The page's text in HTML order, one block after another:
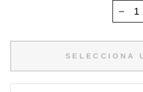
SELECCIONA